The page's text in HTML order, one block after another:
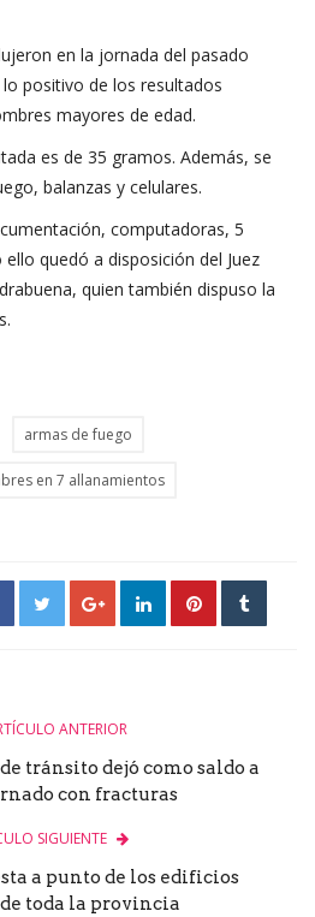
en la jornada del pasado
positivo de los resultados
mayores de edad.
es de 35 gramos. Además, se
balanzas y celulares.
computadoras, 5
quedó a disposición del Juez
quien también dispuso la
armas de fuego
en 7 allanamientos
ANTERIOR
tránsito dejó como saldo a
con fracturas
SIGUIENTE
a punto de los edificios
toda la provincia